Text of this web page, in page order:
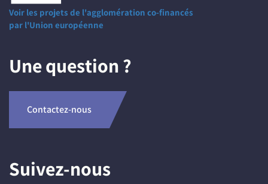
Voir les projets de l'agglomération co-financés
par l'Union européenne
Une question ?
Contactez-nous
Suivez-nous